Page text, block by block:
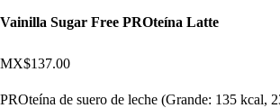
Vainilla Sugar Free PROteína Latte
MX$137.00
PROteína de suero de leche (Grande: 135 kcal,